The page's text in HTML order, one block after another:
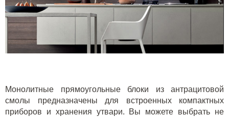
Монолитные прямоугольные блоки из антрацитовой
смолы предназначены для встроенных компактных
приборов и хранения утвари. Вы можете выбрать не